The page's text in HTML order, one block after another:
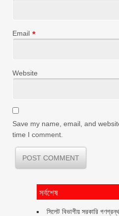
Email *
Website
Save my name, email, and
time I comment.
সর্বশেষ
সিলেট বিভাগীয় সরকারি